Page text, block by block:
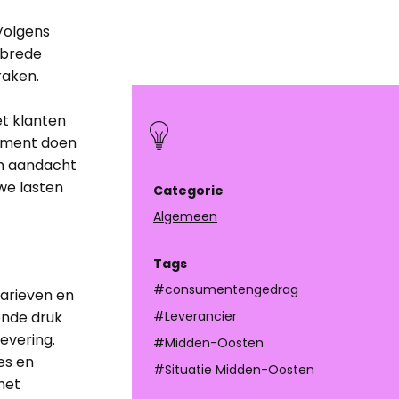
klanten
doen
aandacht
lasten
en
druk
en
Categorie
Algemeen
Tags
#consumentengedrag
#Leverancier
#Midden-Oosten
#Situatie Midden-Oosten